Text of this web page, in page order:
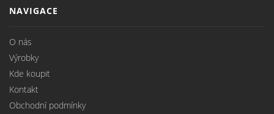
NAVIGACE
O nás
Výrobky
Kde koupit
Kontakt
Obchodní podmínky